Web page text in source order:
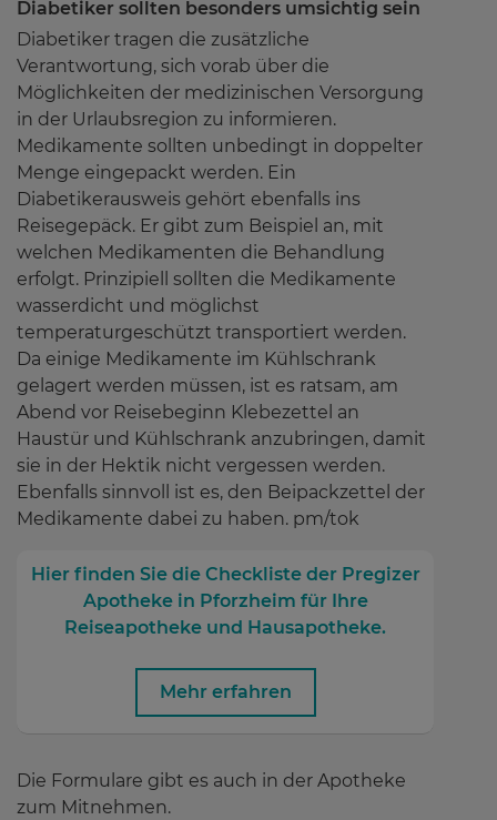
Diabetiker sollten besonders umsichtig sein
Diabetiker tragen die zusätzliche
Verantwortung, sich vorab über die
Möglichkeiten der medizinischen Versorgung
in der Urlaubsregion zu informieren.
Medikamente sollten unbedingt in doppelter
Menge eingepackt werden. Ein
Diabetikerausweis gehört ebenfalls ins
Reisegepäck. Er gibt zum Beispiel an, mit
welchen Medikamenten die Behandlung
erfolgt. Prinzipiell sollten die Medikamente
wasserdicht und möglichst
temperaturgeschützt transportiert werden.
Da einige Medikamente im Kühlschrank
gelagert werden müssen, ist es ratsam, am
Abend vor Reisebeginn Klebezettel an
Haustür und Kühlschrank anzubringen, damit
sie in der Hektik nicht vergessen werden.
Ebenfalls sinnvoll ist es, den Beipackzettel der
Medikamente dabei zu haben. pm/tok
Hier finden Sie die Checkliste der Pregizer
Apotheke in Pforzheim für Ihre
Reiseapotheke und Hausapotheke.
Mehr erfahren
Die Formulare gibt es auch in der Apotheke
zum Mitnehmen.